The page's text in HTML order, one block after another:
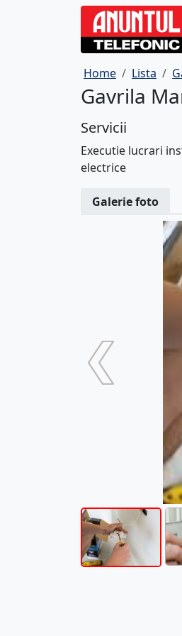
Home Lista
Gavrila
Servicii
Executie lucrari
electrice
Galerie foto